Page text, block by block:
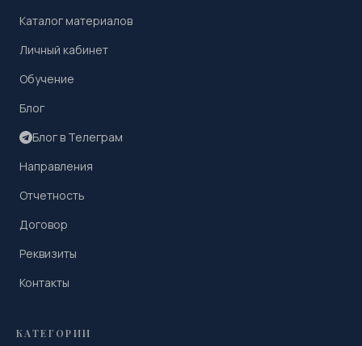
Каталог материалов
Личный кабинет
Обучение
Блог
Блог в Телеграм
Направления
Отчетность
Договор
Реквизиты
Контакты
КАТЕГОРИИ